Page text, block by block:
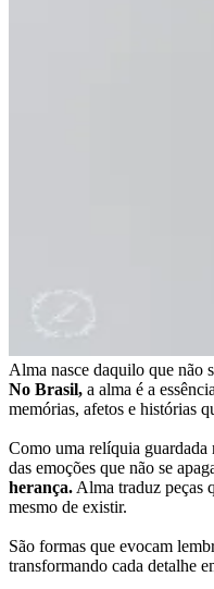
Alma nasce daquilo que não
No Brasil, a alma é a
memórias, afetos e histórias
Como uma relíquia guardada
das emoções que não se
herança. Alma traduz peças
mesmo de existir.
São formas que evocam
transformando cada detalhe